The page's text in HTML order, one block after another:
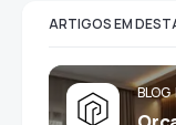
ARTIGOS EM
BLOG